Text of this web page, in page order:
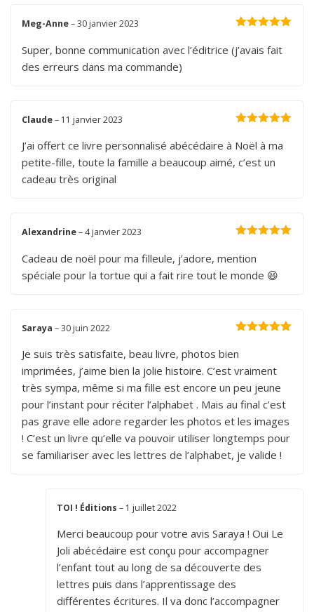
sur 5
Meg-Anne–30 janvier 2023
Super, bonne communication avec l’éditrice (j’avais fait
des erreurs dans ma commande)
sur 5
Claude– 11 janvier 2023
J’ai offert ce livre personnalisé abécédaire à Noël à ma
petite-fille, toute la famille a beaucoup aimé, c’est un
cadeau très original
sur 5
Alexandrine–4 janvier 2023
Cadeau de noël pour ma filleule, j’adore, mention
spéciale pour la tortue qui a fait rire tout le monde 😆
sur 5
Saraya –30 juin 2022
Je suis très satisfaite, beau livre, photos bien
imprimées, j’aime bien la jolie histoire. C’est vraiment
très sympa, même si ma fille est encore un peu jeune
pour l’instant pour réciter l’alphabet . Mais au final c’est
pas grave elle adore regarder les photos et les images
! C’est un livre qu’elle va pouvoir utiliser longtemps pour
se familiariser avec les lettres de l’alphabet, je valide !
TOI ! Éditions – 1 juillet 2022
Merci beaucoup pour votre avis Saraya ! Oui Le
Joli abécédaire est conçu pour accompagner
l’enfant tout au long de sa découverte des
lettres puis dans l’apprentissage des
différentes écritures. Il va donc l’accompagner